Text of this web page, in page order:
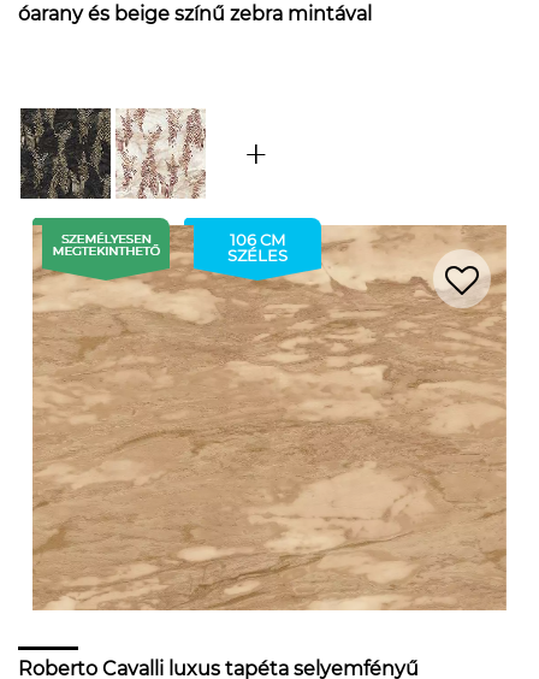
óarany és beige színű zebra mintával
106 CM
SZÉLES
Roberto Cavalli luxus tapéta selyemfényű